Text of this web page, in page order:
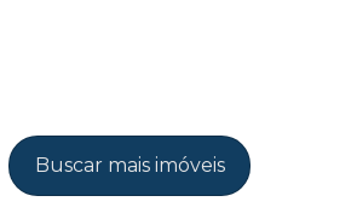
Buscar mais imóveis